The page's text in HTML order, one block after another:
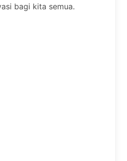
bagi kita semua.